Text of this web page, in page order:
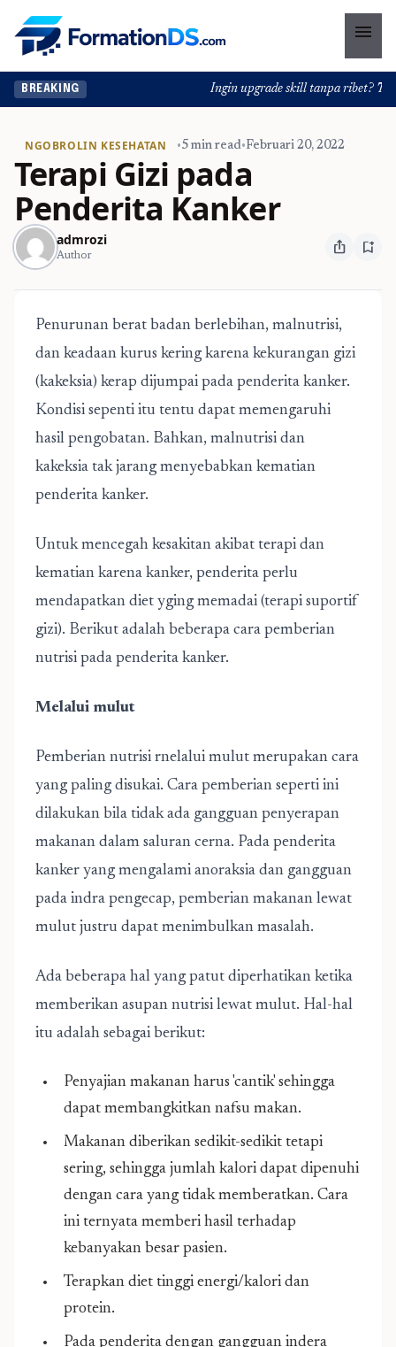
menu
BREAKING Ingin upgrade skill tanpa ribet?
NGOBROLIN KESEHATAN •5 min read•Februari 20, 2022
Terapi Gizi pada
Penderita Kanker
admrozi
Author ios_share bookmark_add
Penurunan berat badan berlebihan, malnutrisi,
dan keadaan kurus kering karena kekurangan gizi
(kakeksia) kerap dijumpai pada penderita kanker.
Kondisi sepenti itu tentu dapat memengaruhi
hasil pengobatan. Bahkan, malnutrisi dan
kakeksia tak jarang menyebabkan kematian
penderita kanker.
Untuk mencegah kesakitan akibat terapi dan
kematian karena kanker, penderita perlu
mendapatkan diet yging memadai (terapi suportif
gizi). Berikut adalah beberapa cara pemberian
nutrisi pada penderita kanker.
Melalui mulut
Pemberian nutrisi rnelalui mulut merupakan cara
yang paling disukai. Cara pemberian seperti ini
dilakukan bila tidak ada gangguan penyerapan
makanan dalam saluran cerna. Pada penderita
kanker yang mengalami anoraksia dan gangguan
pada indra pengecap, pemberian makanan lewat
mulut justru dapat menimbulkan masalah.
Ada beberapa hal yang patut diperhatikan ketika
memberikan asupan nutrisi lewat mulut. Hal-hal
itu adalah sebagai berikut:
Penyajian makanan harus 'cantik' sehingga
dapat membangkitkan nafsu makan.
Makanan diberikan sedikit-sedikit tetapi
sering, sehingga jumlah kalori dapat dipenuhi
dengan cara yang tidak memberatkan. Cara
ini ternyata memberi hasil terhadap
kebanyakan besar pasien.
Terapkan diet tinggi energi/kalori dan
protein.
Pada penderita dengan gangguan indera